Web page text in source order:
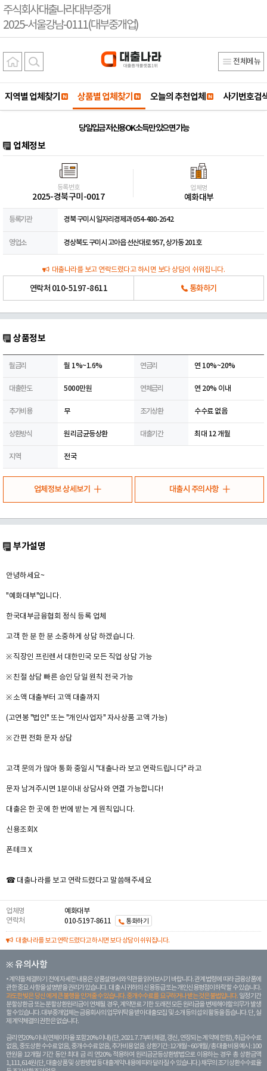
주식회사대출나라대부중개
2025-서울강남-0111(대부중개업)
전체메뉴
지역별 업체찾기 상품별 업체찾기 오늘의 추천업체 사기번호검
당일입금 저신용OK 소득만 있으면 가능
업체정보
등록번호
2025-경북구미-0017
업체명
예화대부
등록기관 경북 구미시 일자리경제과 054-480-2642
영업소 경상북도 구미시 고아읍 선산대로 957, 상가동 201호
대출나라를 보고 연락드렸다고 하시면 보다 상담이 쉬워집니다.
연락처 010-5197-8611 통화하기
상품정보
월금리 월 1%~1.6% 연금리 연 10%~20%
대출한도 5000만원 연체금리 연 20% 이내
추가비용 무 조기상환 수수료 없음
상환방식 원리금균등상환 대출기간 최대 12 개월
지역 전국
업체정보 상세보기 대출시 주의사항
부가설명
안녕하세요~
"예화대부"입니다.
한국대부금융협회 정식 등록 업체
고객 한 분 한 분 소중하게 상담 하겠습니다.
※ 직장인 프린렌서 대한민국 모든 직업 상담 가능
※ 친절 상담 빠른 승인 당일 원칙 전국 가능
※ 소액 대출부터 고액 대출까지
(고연봉 "법인" 또는 "개인사업자" 자사상품 고액 가능)
※ 간편 전화 문자 상담
고객 문의가 많아 통화 중일시 "대출나라 보고 연락드립니다" 라고
문자 남겨주시면 1분이내 상담사와 연결 가능합니다!
대출은 한 곳에 한 번에 받는 게 원칙입니다.
신용조회X
폰테크 X
☎ 대출나라를 보고 연락드렸다고 말씀해주세요
업체명
예화대부
연락처
010-5197-8611 통화하기
대출나라를 보고 연락드렸다고 하시면 보다 상담이 쉬워집니다.
※ 유의사항
계약을 체결하기 전에 자세한 내용은 상품설명서와 약관을 읽어보시기 바랍니다. 관계 법령에 따라 금융상품에
관한 중요 사항을 설명받을 권리가 있습니다. 대 출 시 귀하의 신용등급 또는 개인신용평점이 하락할 수 있습니다.
과도한 빚은 당신 에게 큰 불행을 안겨줄 수 있습니다. 중개수수료를 요구하거나 받는 것은 불법입니다. 일정 기간
분할상환금 또는 분할상환원리금이 연체될 경우, 계약만료 기한 도래전 모든 원리금을 변제해야할 의무가 발생
할 수 있습니다. 대부중개업체는 금융회사의 업무위탁을 받아 대출모집 및 소개 등의 섭외 활동을 돕습니다. 단, 실
제 계약체결의 권한은 없습니다.
금리 연20% 이내 (연체이자율 포함 20% 이내) (단, 2021. 7. 7부터 체결, 갱신, 연장되는 계 약에 한함), 취급수수료
없음, 중도상환 수수료 없음, 중개수수료 없음, 추가비용 없음. 상환기간 : 12개월 ~ 60개월 / 총 대출 비용 예시 : 100
만원을 12개월 기간 동안 최대 금 리 연20% 적용하여 원리금균등상환방법으로 이용하는 경우 총 상환금액
1,111,614원 (단, 대출상품 및 상환방법 등 대출계약 내용에 따라 달라질 수 있습니다.) 채무의 조기 상환수수료율